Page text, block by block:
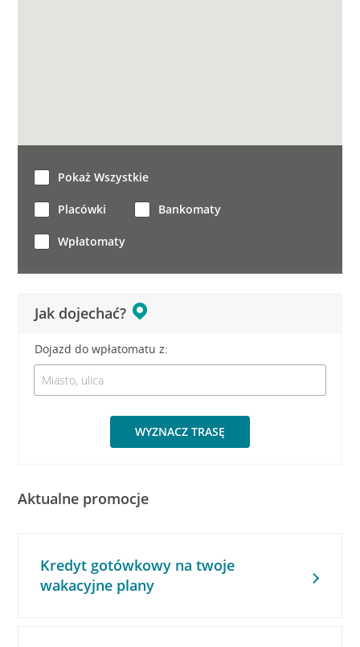
Jak dojechać?
Dojazd do wpłatomatu z:
WYZNACZ TRASĘ
Pokaż Wszystkie
Placówki Bankomaty
Wpłatomaty
Aktualne promocje
Kredyt gotówkowy na twoje
wakacyjne plany